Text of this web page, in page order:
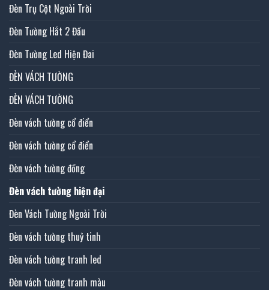
Đèn Trụ Cột Ngoài Trời
Đèn Tường Hắt 2 Đầu
Đèn Tường Led Hiện Đai
ĐÈN VÁCH TƯỜNG
ĐÈN VÁCH TƯỜNG
Đèn vách tường cổ điển
Đèn vách tường cổ điển
Đèn vách tường đồng
Đèn vách tường hiện đại
Đèn Vách Tường Ngoài Trời
Đèn vách tường thuỷ tinh
Đèn vách tường tranh led
Đèn vách tường tranh màu